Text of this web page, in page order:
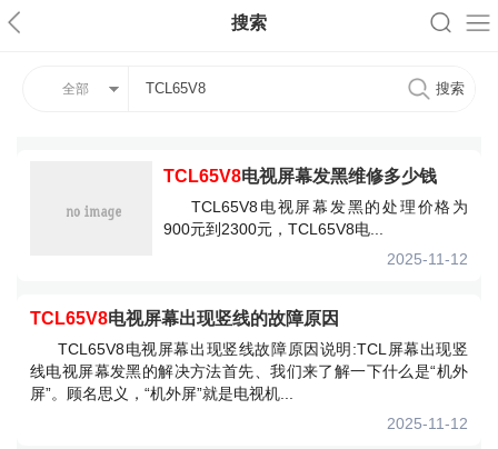
搜索
全部
TCL65V8电视屏幕发黑维修多少钱
TCL65V8电视屏幕发黑的处理价格为
900元到2300元，TCL65V8电...
2025-11-12
TCL65V8电视屏幕出现竖线的故障原因
TCL65V8电视屏幕出现竖线故障原因说明:TCL屏幕出现竖
线电视屏幕发黑的解决方法首先、我们来了解一下什么是“机外
屏”。顾名思义，“机外屏”就是电视机...
2025-11-12